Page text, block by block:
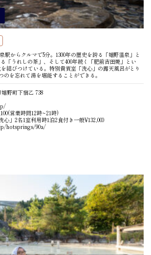
駅からクルマで5分。1300年の歴史を誇る「嬉野温泉」と
「うれしの茶」、そして400年続く「肥前吉田焼」とい
結びつけている。特別貴賓室「洗心」の露天風呂がとり
のを忘れて湯を堪能することができる。
野町下宿乙 738
営業時間12時~21時)
心」2名1室利用時1泊2食付き一般¥132,000
hotsprings/90a/